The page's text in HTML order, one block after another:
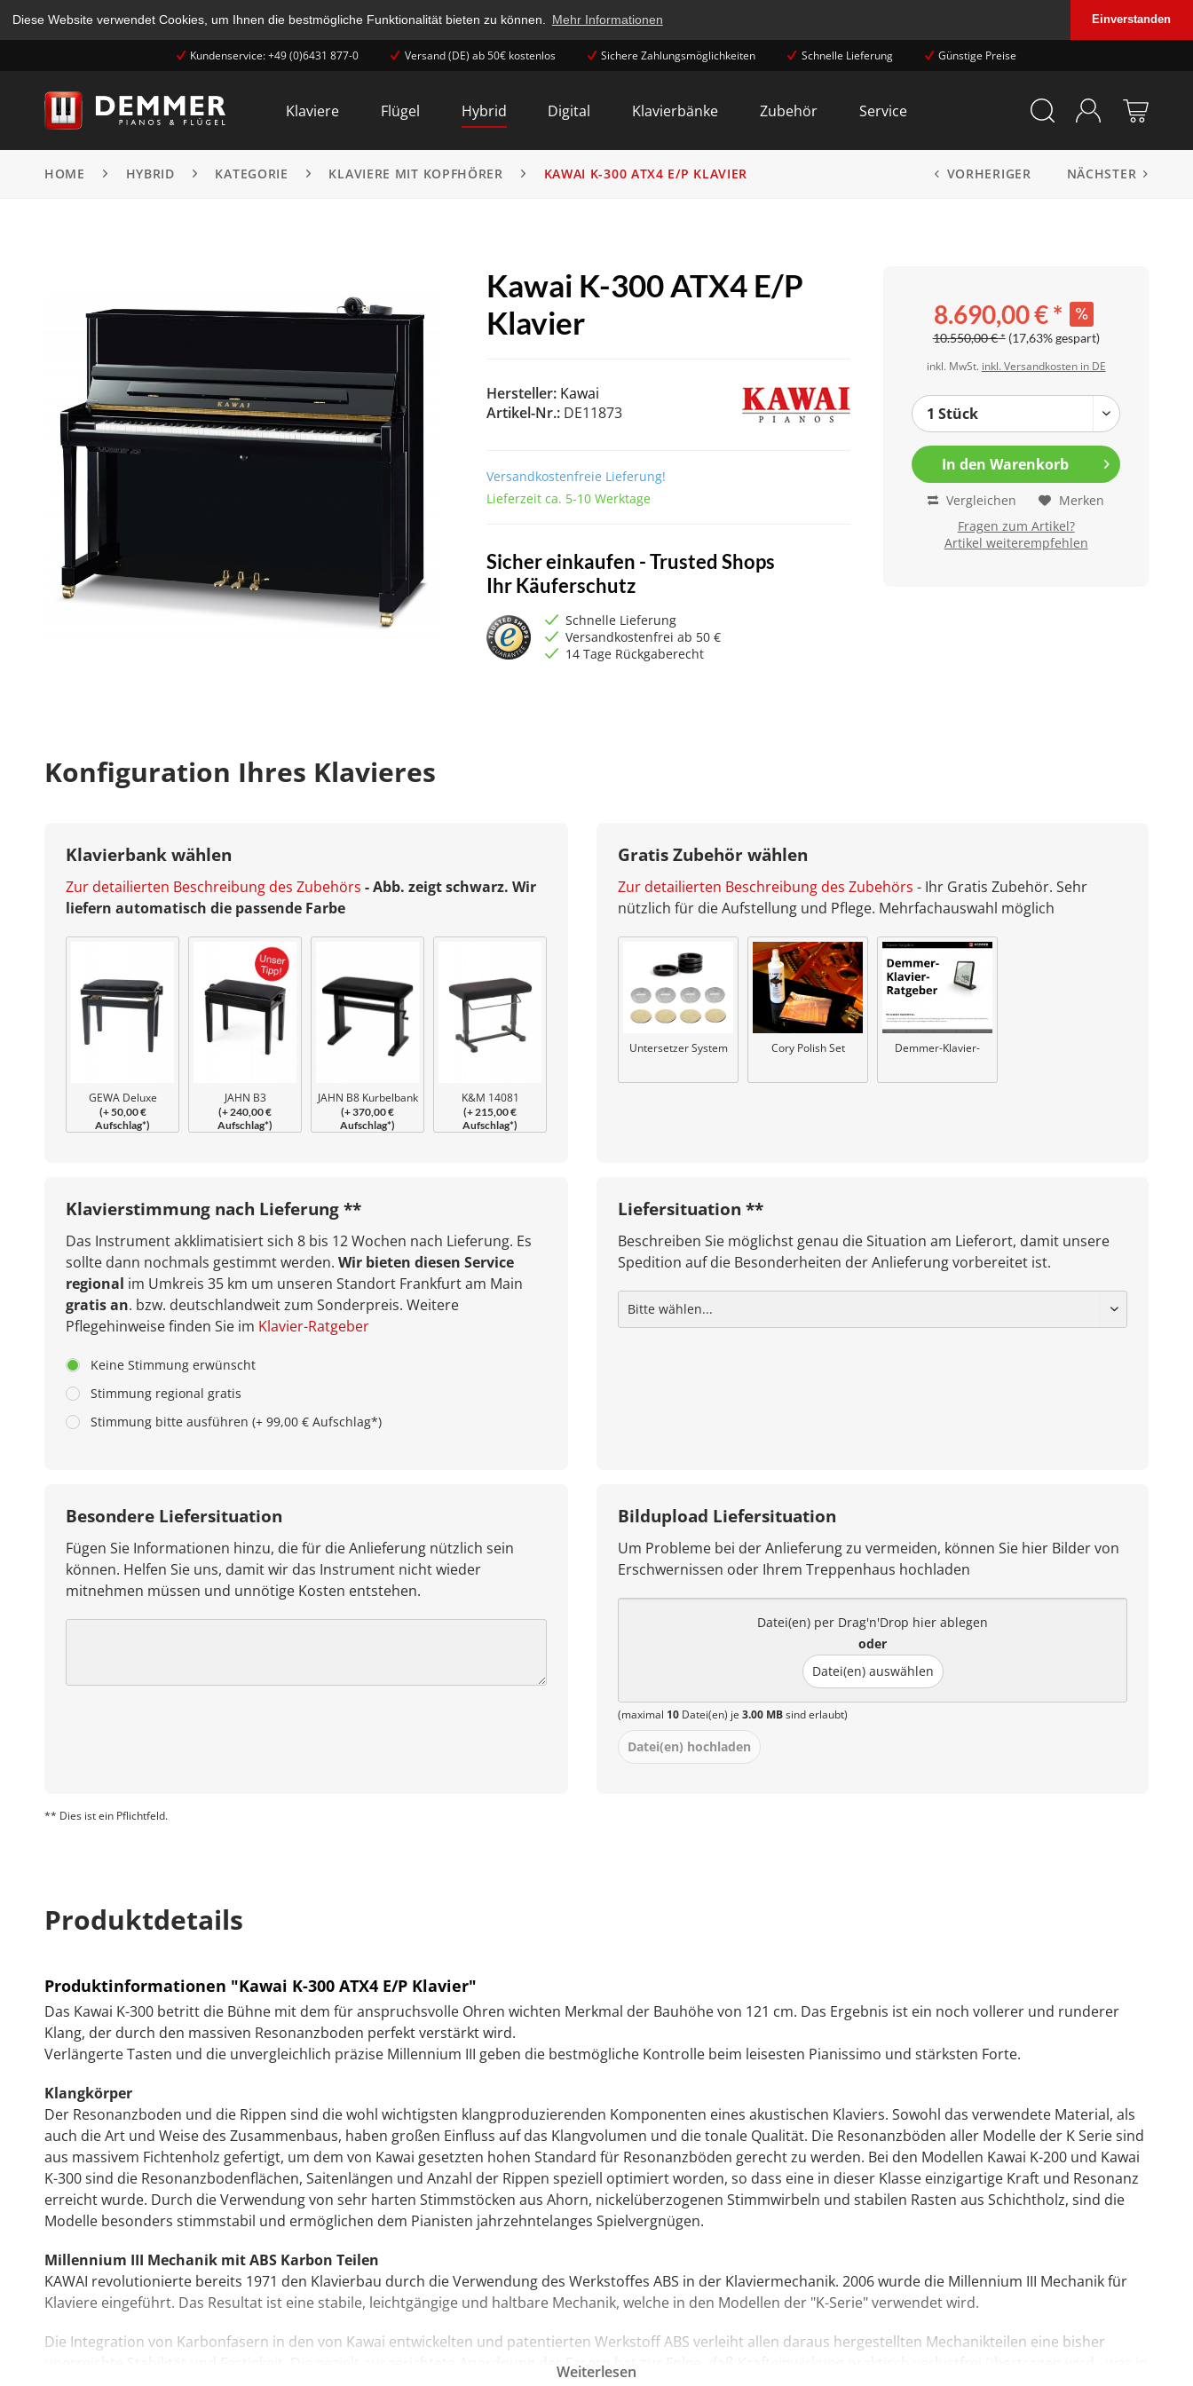
Diese Website verwendet Cookies, um Ihnen die bestmögliche Funktionalität bieten zu können. Mehr Informationen Einverstanden
Kundenservice: +49 (0)6431 877-0 Versand (DE) ab 50€ kostenlos Sichere Zahlungsmöglichkeiten Schnelle Lieferung Günstige Preise
Klaviere Flügel Hybrid Digital Klavierbänke Zubehör Service
HOME HYBRID KATEGORIE KLAVIERE MIT KOPFHÖRER KAWAI K-300 ATX4 E/P KLAVIER VORHERIGER NÄCHSTER
Kawai K-300 ATX4 E/P
Klavier
Hersteller: Kawai
Artikel-Nr.: DE11873
Versandkostenfreie Lieferung!
Lieferzeit ca. 5-10 Werktage
Sicher einkaufen - Trusted Shops
Ihr Käuferschutz
Schnelle Lieferung
Versandkostenfrei ab 50 €
14 Tage Rückgaberecht
8.690,00 € *
10.550,00 € * (17,63% gespart)
inkl. MwSt. inkl. Versandkosten in DE
In den Warenkorb
Vergleichen
Merken
Fragen zum Artikel?
Artikel weiterempfehlen
Konfiguration Ihres Klavieres
Klavierbank wählen
Zur detailierten Beschreibung des Zubehörs - Abb. zeigt schwarz. Wir
liefern automatisch die passende Farbe
GEWA Deluxe
Klavierbank
(+ 50,00 €
Aufschlag*)
JAHN B3
Beethovenbank
(+ 240,00 €
Aufschlag*)
JAHN B8 Kurbelbank
(+ 370,00 €
Aufschlag*)
K&M 14081
Klavierbank Uplift
(+ 215,00 €
Aufschlag*)
Gratis Zubehör wählen
Zur detailierten Beschreibung des Zubehörs - Ihr Gratis Zubehör. Sehr
nützlich für die Aufstellung und Pflege. Mehrfachauswahl möglich
Untersetzer System Cory Polish Set
Demmer-Klavier-
Klavierstimmung nach Lieferung **
Das Instrument akklimatisiert sich 8 bis 12 Wochen nach Lieferung. Es
sollte dann nochmals gestimmt werden. Wir bieten diesen Service
regional im Umkreis 35 km um unseren Standort Frankfurt am Main
gratis an. bzw. deutschlandweit zum Sonderpreis. Weitere
Pflegehinweise finden Sie im Klavier-Ratgeber
Keine Stimmung erwünscht
Stimmung regional gratis
Stimmung bitte ausführen (+ 99,00 € Aufschlag*)
Liefersituation **
Beschreiben Sie möglichst genau die Situation am Lieferort, damit unsere
Spedition auf die Besonderheiten der Anlieferung vorbereitet ist.
Besondere Liefersituation
Fügen Sie Informationen hinzu, die für die Anlieferung nützlich sein
können. Helfen Sie uns, damit wir das Instrument nicht wieder
mitnehmen müssen und unnötige Kosten entstehen.
Bildupload Liefersituation
Um Probleme bei der Anlieferung zu vermeiden, können Sie hier Bilder von
Erschwernissen oder Ihrem Treppenhaus hochladen
Datei(en) per Drag'n'Drop hier ablegen
oder
Datei(en) auswählen
(maximal 10 Datei(en) je 3.00 MBsind erlaubt)
Datei(en) hochladen
** Dies ist ein Pflichtfeld.
Produktdetails
Produktinformationen "Kawai K-300 ATX4 E/P Klavier"
Das Kawai K-300 betritt die Bühne mit dem für anspruchsvolle Ohren wichten Merkmal der Bauhöhe von 121 cm. Das Ergebnis ist ein noch vollerer und runderer
Klang, der durch den massiven Resonanzboden perfekt verstärkt wird.
Verlängerte Tasten und die unvergleichlich präzise Millennium III geben die bestmögliche Kontrolle beim leisesten Pianissimo und stärksten Forte.
Klangkörper
Der Resonanzboden und die Rippen sind die wohl wichtigsten klangproduzierenden Komponenten eines akustischen Klaviers. Sowohl das verwendete Material, als
auch die Art und Weise des Zusammenbaus, haben großen Einfluss auf das Klangvolumen und die tonale Qualität. Die Resonanzböden aller Modelle der K Serie sind
aus massivem Fichtenholz gefertigt, um dem von Kawai gesetzten hohen Standard für Resonanzböden gerecht zu werden. Bei den Modellen Kawai K-200 und Kawai
K-300 sind die Resonanzbodenflächen, Saitenlängen und Anzahl der Rippen speziell optimiert worden, so dass eine in dieser Klasse einzigartige Kraft und Resonanz
erreicht wurde. Durch die Verwendung von sehr harten Stimmstöcken aus Ahorn, nickelüberzogenen Stimmwirbeln und stabilen Rasten aus Schichtholz, sind die
Modelle besonders stimmstabil und ermöglichen dem Pianisten jahrzehntelanges Spielvergnügen.
Millennium III Mechanik mit ABS Karbon Teilen
KAWAI revolutionierte bereits 1971 den Klavierbau durch die Verwendung des Werkstoffes ABS in der Klaviermechanik. 2006 wurde die Millennium III Mechanik für
Klaviere eingeführt. Das Resultat ist eine stabile, leichtgängige und haltbare Mechanik, welche in den Modellen der "K-Serie" verwendet wird.
Die Integration von Karbonfasern in den von Kawai entwickelten und patentierten Werkstoff ABS verleiht allen daraus hergestellten Mechanikteilen eine bisher
unerreichte Stabilität und Festigkeit. Die gezielt ausgerichtete Anordnung der Fasern hat zur Folge, daß Krafteinwirkung praktisch verlustfrei übertragen wird - was in
Weiterlesen